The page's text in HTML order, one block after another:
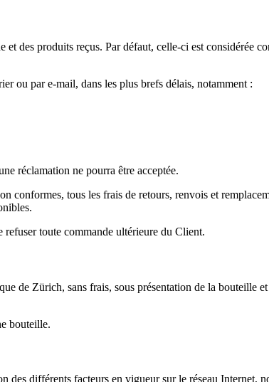
et des produits reçus. Par défaut, celle-ci est considérée
ou par e-mail, dans les plus brefs délais, notamment :
réclamation ne pourra être acceptée.
conformes, tous les frais de retours, renvois et
refuser toute commande ultérieure du Client.
de Zürich, sans frais, sous présentation de la
bouteille.
différents facteurs en vigueur sur le réseau Internet,